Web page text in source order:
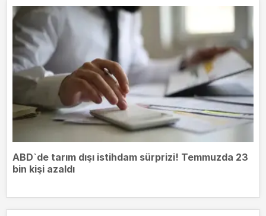
ABD`de tarım dışı istihdam sürprizi! Temmuzda 23
bin kişi azaldı